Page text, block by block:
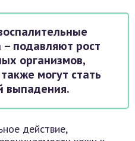
– подавляют рост
организмов,
могут стать
выпадения.
действие,